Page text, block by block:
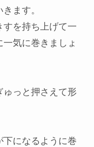
ます。
を持ち上げて一
気に巻きましょ
っと押さえて形
になるように巻